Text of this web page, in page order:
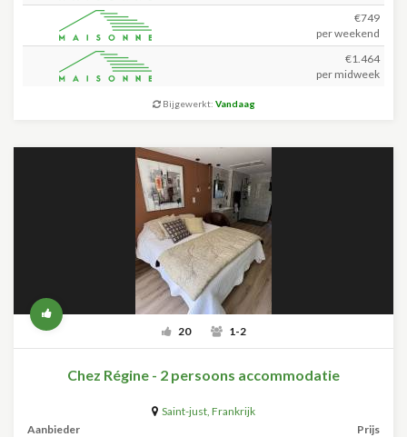
€749
per weekend
€1.464
per midweek
Bijgewerkt: Vandaag
20 1-2
Chez Régine - 2 persoons accommodatie
Saint-just, Frankrijk
Aanbieder
Prijs